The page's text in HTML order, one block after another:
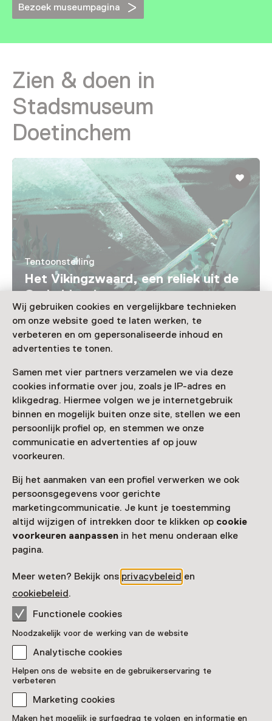
Wij gebruiken cookies en vergelijkbare technieken
om onze website goed te laten werken, te
verbeteren en om gepersonaliseerde inhoud en
advertenties te tonen.
Samen met vier partners verzamelen we via deze
cookies informatie over jou, zoals je IP-adres en
klikgedrag. Hiermee volgen we je internetgebruik
binnen en mogelijk buiten onze site, stellen we een
persoonlijk profiel op, en stemmen we onze
communicatie en advertenties af op jouw
voorkeuren.
Bij het aanmaken van een profiel verwerken we ook
persoonsgegevens voor gerichte
marketingcommunicatie. Je kunt je toestemming
altijd wijzigen of intrekken door te klikken op cookie
voorkeuren aanpassen in het menu onderaan elke
pagina.
Meer weten? Bekijk ons privacybeleid en
cookiebeleid.
Functionele cookies
Noodzakelijk voor de werking van de website
Analytische cookies
Helpen ons de website en de gebruikerservaring te
verbeteren
Marketing cookies
Maken het mogelijk je surfgedrag te volgen en informatie en
Bezoek museumpagina
Zien & doen in
Stadsmuseum
Doetinchem
Tentoonstelling
Het Vikingzwaard, een reliek uit de
Oude IJssel
T/m 25 oktober van 10:00 tot 16:00
Voor 5 t/m 18 jaar en volwassenen
Nog meer ontdekken
Beatrix-portret
Pronkstuk
Het Dordts Patriciërshuis, Dordrecht